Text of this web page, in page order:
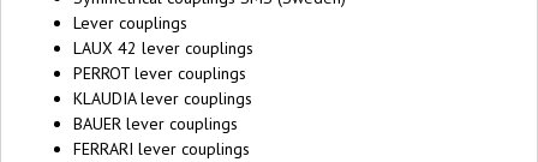
Lever couplings
LAUX 42 lever couplings
PERROT lever couplings
KLAUDIA lever couplings
BAUER lever couplings
FERRARI lever couplings